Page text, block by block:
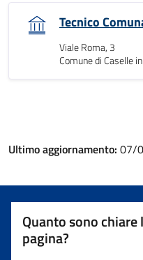
Tecnico
Viale Roma, 3
Comune di Caselle
Ultimo aggiornamento: 07/
Quanto sono
pagina?